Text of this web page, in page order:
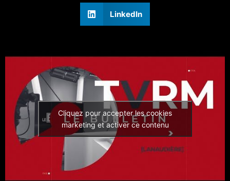
LinkedIn
Cliquez pour accepter les cookies
marketing et activer ce contenu